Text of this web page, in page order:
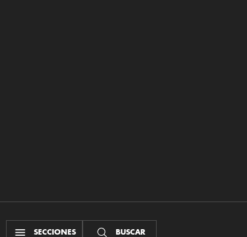
SECCIONES BUSCAR